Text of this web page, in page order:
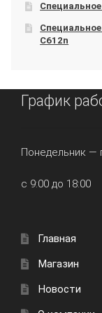
C612n
График
Понедельник —
с 9:00 до 18:00
Главная
Магазин
Новости